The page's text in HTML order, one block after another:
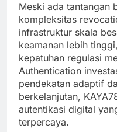
Meski ada tantangan
kompleksitas
infrastruktur skala
keamanan lebih
kepatuhan regulasi
Authentication
pendekatan adaptif
berkelanjutan,
autentikasi digital
terpercaya.